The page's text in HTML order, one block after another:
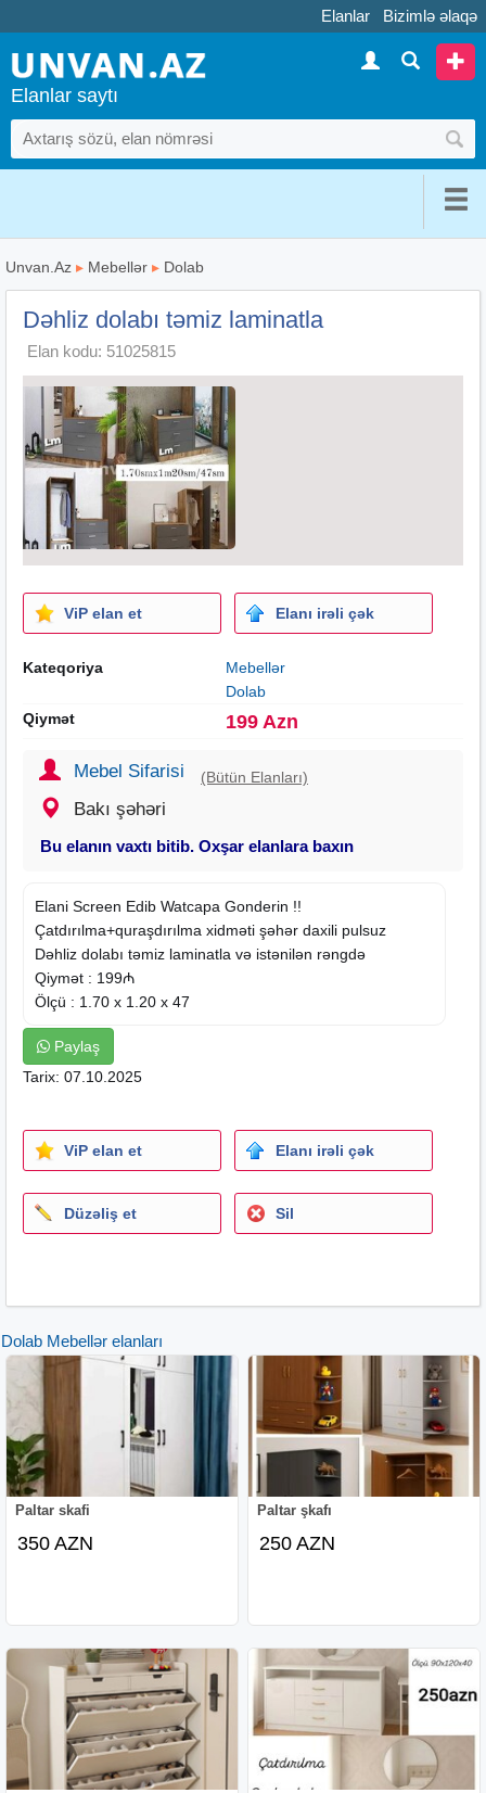
Elanlar Bizimlə əlaqə
Elanlar saytı
Unvan.Az ▸ Mebellər ▸ Dolab
Dəhliz dolabı təmiz laminatla
Elan kodu: 51025815
ViP elan et Elanı irəli çək
Kateqoriya
Mebellər
Dolab
Qiymət
199 Azn
Mebel Sifarisi (Bütün Elanları)
Bakı şəhəri
Bu elanın vaxtı bitib. Oxşar elanlara baxın
Elani Screen Edib Watcapa Gonderin !!
Çatdırılma+quraşdırılma xidməti şəhər daxili pulsuz
Dəhliz dolabı təmiz laminatla və istənilən rəngdə
Qiymət : 199₼
Ölçü : 1.70 x 1.20 x 47
Paylaş
Tarix: 07.10.2025
ViP elan et Elanı irəli çək
Düzəliş et Sil
Dolab Mebellər elanları
Paltar skafi
350 AZN
Paltar şkafı
250 AZN